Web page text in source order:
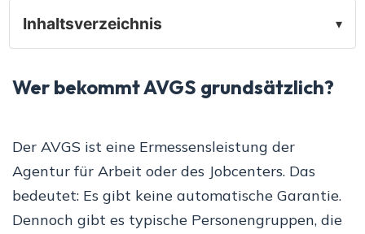
Inhaltsverzeichnis ▾
Wer bekommt AVGS grundsätzlich?
Der AVGS ist eine Ermessensleistung der
Agentur für Arbeit oder des Jobcenters. Das
bedeutet: Es gibt keine automatische Garantie.
Dennoch gibt es typische Personengruppen, die